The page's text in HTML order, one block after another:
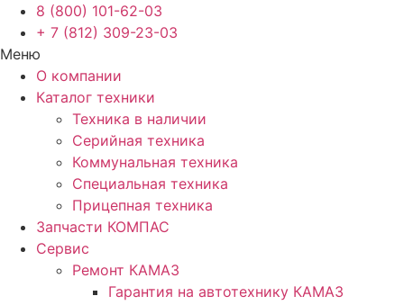
8 (800) 101-62-03
+ 7 (812) 309-23-03
Меню
О компании
Каталог техники
Техника в наличии
Серийная техника
Коммунальная техника
Специальная техника
Прицепная техника
Запчасти КОМПАС
Сервис
Ремонт КАМАЗ
Гарантия на автотехнику КАМАЗ